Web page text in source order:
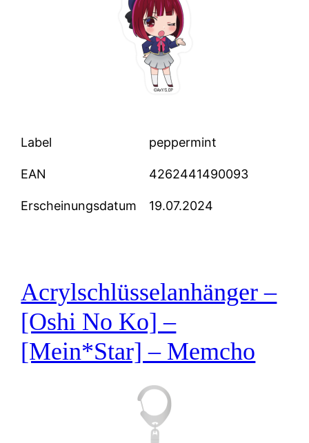
Label peppermint
EAN 4262441490093
Erscheinungsdatum 19.07.2024
Acrylschlüsselanhänger –
[Oshi No Ko] –
[Mein*Star] – Memcho